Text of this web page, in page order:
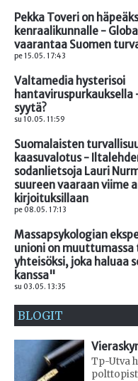
Pekka Toveri on
kenraalikunnalle -
vaarantaa Suomen
pe 15.05. 17:43
Valtamedia hysterisoi
hantaviruspurkauksella
syytä?
su 10.05. 11:59
Suomalaisten
kaasuvalotus -
sodanlietsoja Lauri
suureen vaaraan viime
kirjoituksillaan
pe 08.05. 17:13
Massapsykologian
unioni on
yhteisöksi, joka haluaa
kanssa"
su 03.05. 13:35
BLOGIT
Tp-Utva